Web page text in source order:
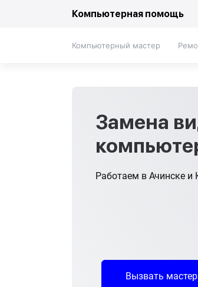
Компьютерная помощь
Компьютерный мастер
Замена
Работаем в Ачинске и
Вызвать